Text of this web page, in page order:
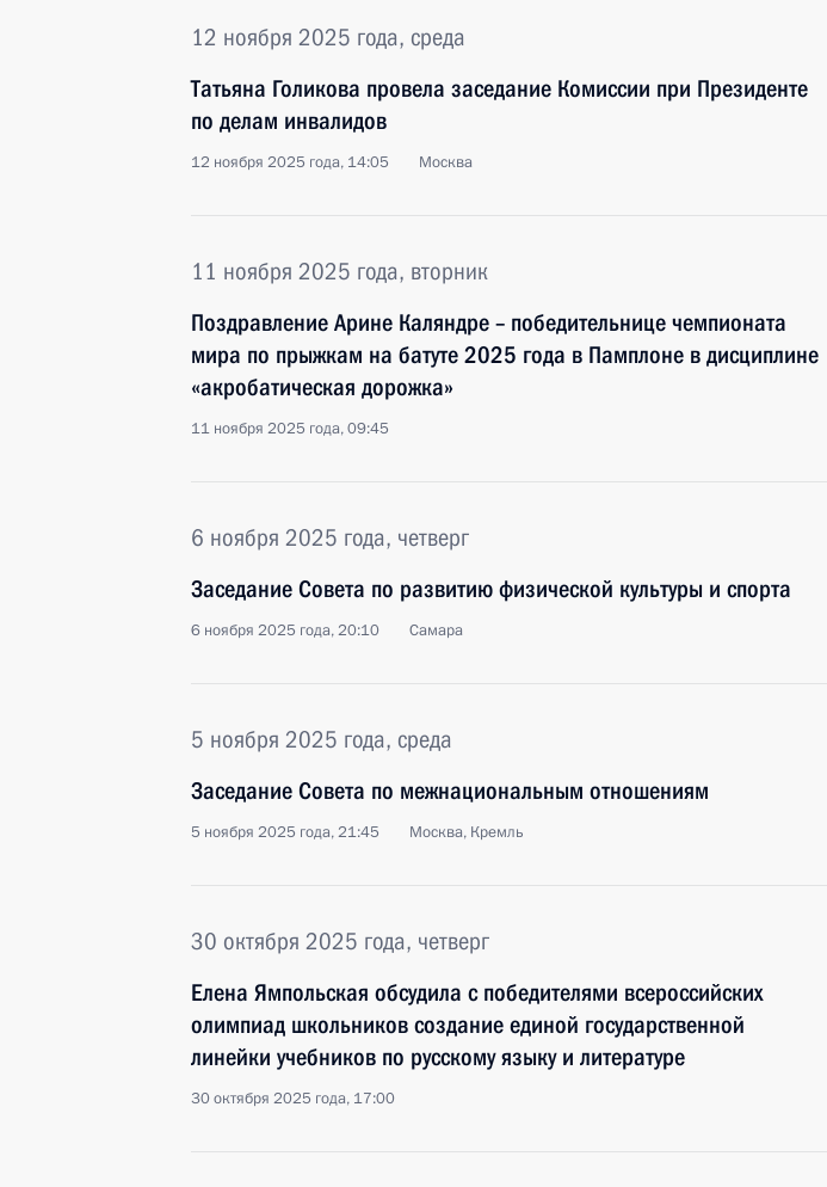
12 ноября 2025 года, среда
Татьяна Голикова провела заседание Комиссии при Президенте
по делам инвалидов
12 ноября 2025 года, 14:05 Москва
11 ноября 2025 года, вторник
Поздравление Aрине Каляндре – победительнице чемпионата
мира по прыжкам на батуте 2025 года в Памплоне в дисциплине
«акробатическая дорожка»
11 ноября 2025 года, 09:45
6 ноября 2025 года, четверг
Заседание Совета по развитию физической культуры и спорта
6 ноября 2025 года, 20:10 Самара
5 ноября 2025 года, среда
Заседание Совета по межнациональным отношениям
5 ноября 2025 года, 21:45 Москва, Кремль
30 октября 2025 года, четверг
Елена Ямпольская обсудила с победителями всероссийских
олимпиад школьников создание единой государственной
линейки учебников по русскому языку и литературе
30 октября 2025 года, 17:00